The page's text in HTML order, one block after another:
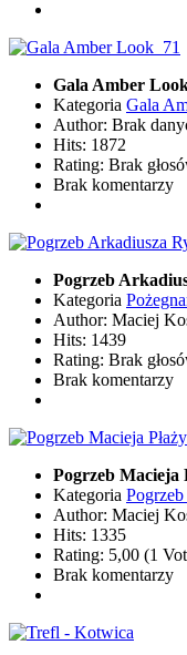
Gala Amber
Kategoria Gala
Author: Brak
Hits: 1872
Rating: Brak
Brak komentarzy
Pogrzeb
Kategoria
Author: Maciej
Hits: 1439
Rating: Brak
Brak komentarzy
Pogrzeb Macieja
Kategoria
Author: Maciej
Hits: 1335
Rating: 5,00 (1
Brak komentarzy